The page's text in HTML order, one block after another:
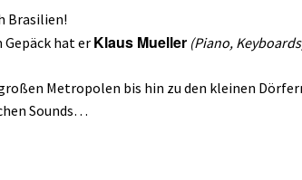
Brasilien!
Gepäck hat erKlaus Mueller (Piano,
Metropolen bis hin zu den kleinen
Sounds…